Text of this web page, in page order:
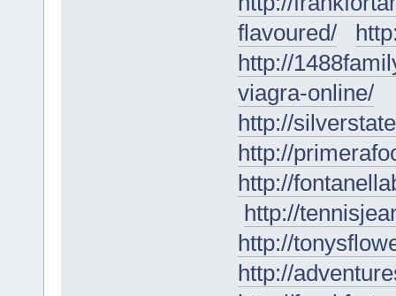
flavoured/
http://
viagra-online/
http://
http://
http://
http://
http://
http://